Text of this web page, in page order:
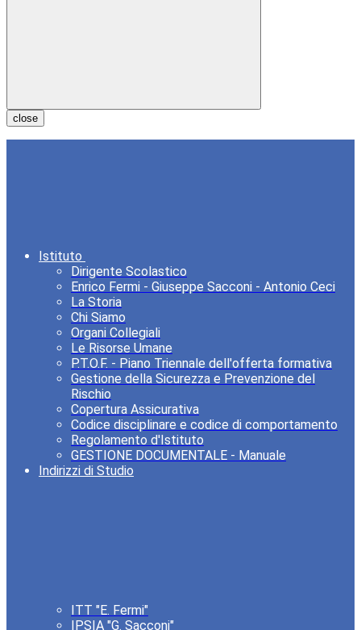
close
Istituto
Dirigente Scolastico
Enrico Fermi - Giuseppe Sacconi - Antonio Ceci
La Storia
Chi Siamo
Organi Collegiali
Le Risorse Umane
P.T.O.F. - Piano Triennale dell'offerta formativa
Gestione della Sicurezza e Prevenzione del
Rischio
Copertura Assicurativa
Codice disciplinare e codice di comportamento
Regolamento d'Istituto
GESTIONE DOCUMENTALE - Manuale
Indirizzi di Studio
ITT "E. Fermi"
IPSIA "G. Sacconi"